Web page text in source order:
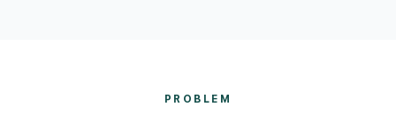
PROBLEM